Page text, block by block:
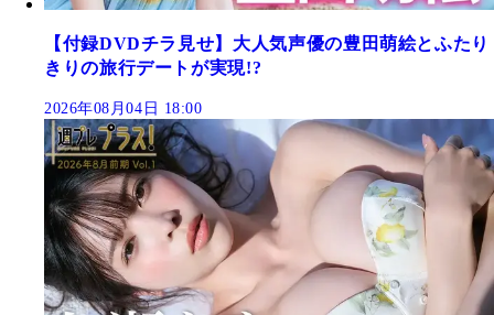
【付録DVDチラ見せ】大人気声優の豊田萌絵とふたり
きりの旅行デートが実現!?
2026年08月04日 18:00